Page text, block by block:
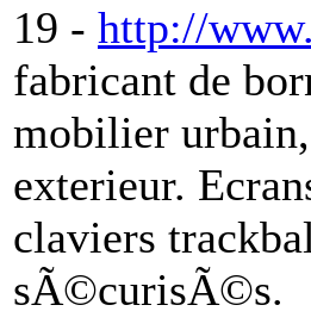
19 - http://
fabricant de
mobilier
exterieur.
claviers
sÃ©curisÃ©s.